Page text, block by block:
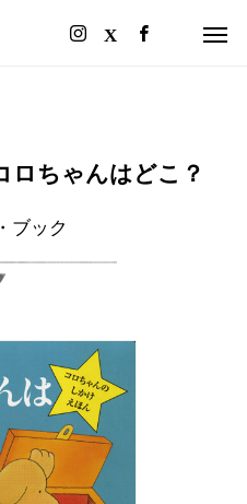
ちゃんはどこ？
ブック